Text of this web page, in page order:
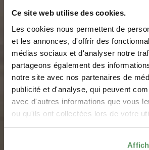
Ce site web utilise des cookies.
Les cookies nous permettent de
et les annonces, d'offrir des
médias sociaux et d'analyser notre
partageons également des
notre site avec nos partenaires de
publicité et d'analyse, qui peuvent
avec d'autres informations que vous
ou qu'ils ont collectées lors de votre
Park
Wo? CR117, L-7461